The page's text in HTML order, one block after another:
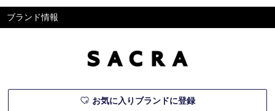
しっかりとマークすれば本来
カジュアルなTシャツも洗練
ランドからあなたの本命を見
つけて！特集ページ掲載一覧
ブランド情報
お気に入りブランドに登録